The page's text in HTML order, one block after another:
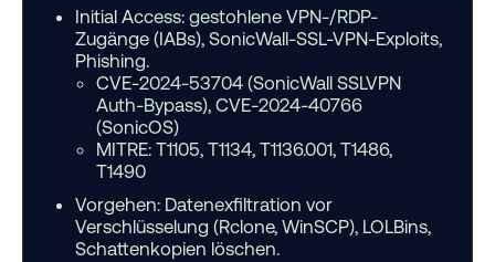
Initial Access:gestohlene VPN-/RDP-
Zugänge (IABs), SonicWall-SSL-VPN-Exploits,
Phishing.
CVE-2024-53704 (SonicWall SSLVPN
Auth-Bypass), CVE-2024-40766
(SonicOS)
MITRE: T1105, T1134, T1136.001, T1486,
T1490
Vorgehen:Datenexfiltration vor
Verschlüsselung (Rclone, WinSCP), LOLBins,
Schattenkopien löschen.